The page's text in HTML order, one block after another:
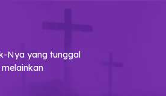
Nya yang tunggal